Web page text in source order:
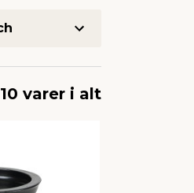
10 varer i alt